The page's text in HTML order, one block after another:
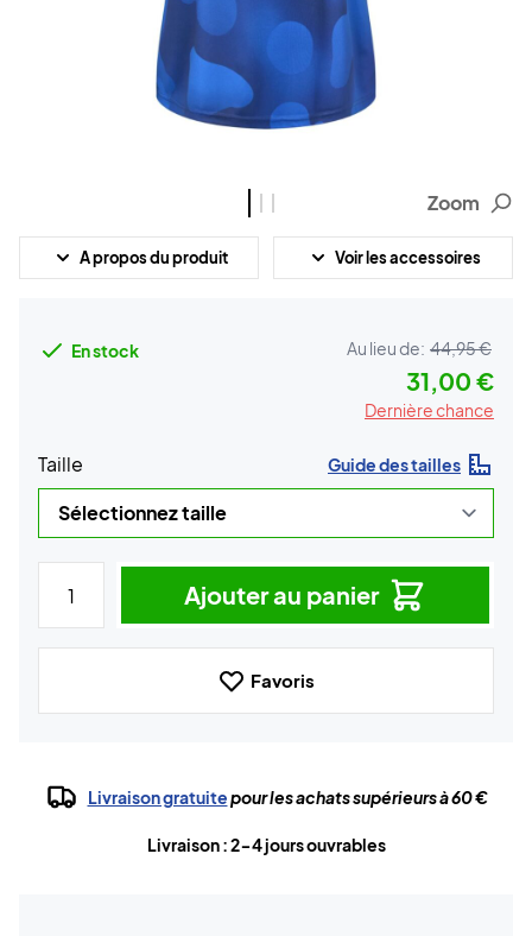
Zoom
A propos du produit Voir les accessoires
En stock Au lieu de: 44,95 €
31,00 €
Dernière chance
Taille Guide des tailles
Ajouter au panier
Favoris
Livraison gratuitepour les achats supérieurs à 60 €
Livraison : 2-4 jours ouvrables